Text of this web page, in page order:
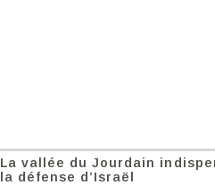
La vallée du Jourdain
la défense d’Israël